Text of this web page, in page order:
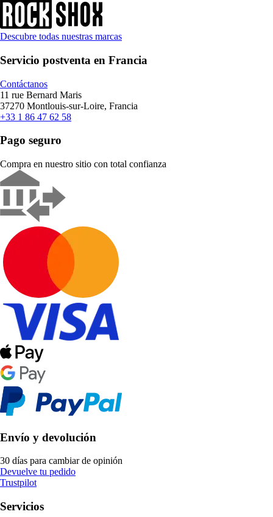
Descubre todas nuestras marcas
Servicio postventa en Francia
Contáctanos
11 rue Bernard Maris
37270 Montlouis-sur-Loire, Francia
+33 1 86 47 62 58
Pago seguro
Compra en nuestro sitio con total confianza
Envío y devolución
30 días para cambiar de opinión
Devuelve tu pedido
Trustpilot
Servicios